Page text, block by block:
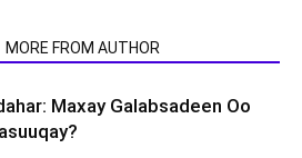
MORE FROM AUTHOR
Maxay Galabsadeen Oo